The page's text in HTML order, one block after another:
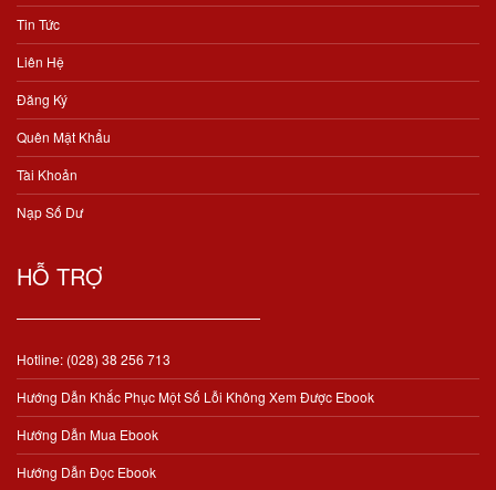
Tin Tức
Liên Hệ
Đăng Ký
Quên Mật Khẩu
Tài Khoản
Nạp Số Dư
HỖ TRỢ
Hotline: (028) 38 256 713
Hướng Dẫn Khắc Phục Một Số Lỗi Không Xem Được Ebook
Hướng Dẫn Mua Ebook
Hướng Dẫn Đọc Ebook